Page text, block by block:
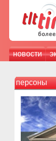
новости
персоны